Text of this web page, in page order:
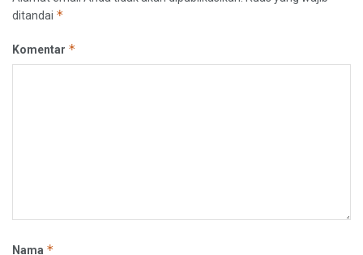
ditandai *
Komentar *
Nama *